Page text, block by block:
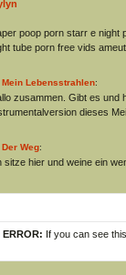
poop porn starr e night
tube porn free vids
Mein Lebensstrahlen:
zusammen. Gibt es und
dieses
Der Weg:
sitze hier und weine ein
ERROR: If you can see